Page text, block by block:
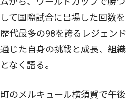
て国際試合に出場した回数を
代最多の98を誇るレジェンド
じた自身の挑戦と成長、組織
なく語る。
のメルキュール横須賀で午後